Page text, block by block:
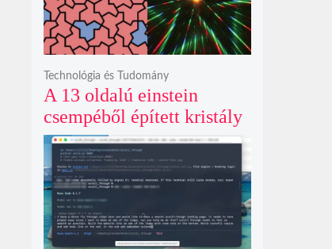
A 13 oldalú einstein
csempéből épített kristály
példátlanul forgó
csillagmintát vetít a fény
polarizációjától függően
Technológia és Tudomány